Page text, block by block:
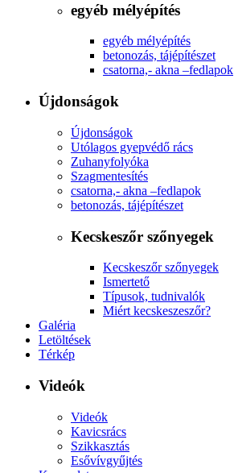
egyéb mélyépítés
egyéb mélyépítés
betonozás, tájépítészet
csatorna,- akna –fedlapok
Újdonságok
Újdonságok
Utólagos gyepvédő rács
Zuhanyfolyóka
Szagmentesítés
csatorna,- akna –fedlapok
betonozás, tájépítészet
Kecskeszőr szőnyegek
Kecskeszőr szőnyegek
Ismertető
Típusok, tudnivalók
Miért kecskeszeszőr?
Galéria
Letöltések
Térkép
Videók
Videók
Kavicsrács
Szikkasztás
Esővívgyűjtés